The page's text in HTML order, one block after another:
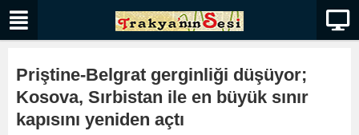
Priştine-Belgrat gerginliği düşüyor;
Kosova, Sırbistan ile en büyük sınır
kapısını yeniden açtı